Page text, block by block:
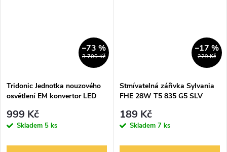
3 700 Kč
–73 %
Tridonic Jednotka nouzového
osvětlení EM konvertor LED
999 Kč
Skladem 5 ks
229 Kč
–17 %
Stmívatelná zářivka Sylvania
FHE 28W T5 835 G5 SLV
189 Kč
Skladem 7 ks